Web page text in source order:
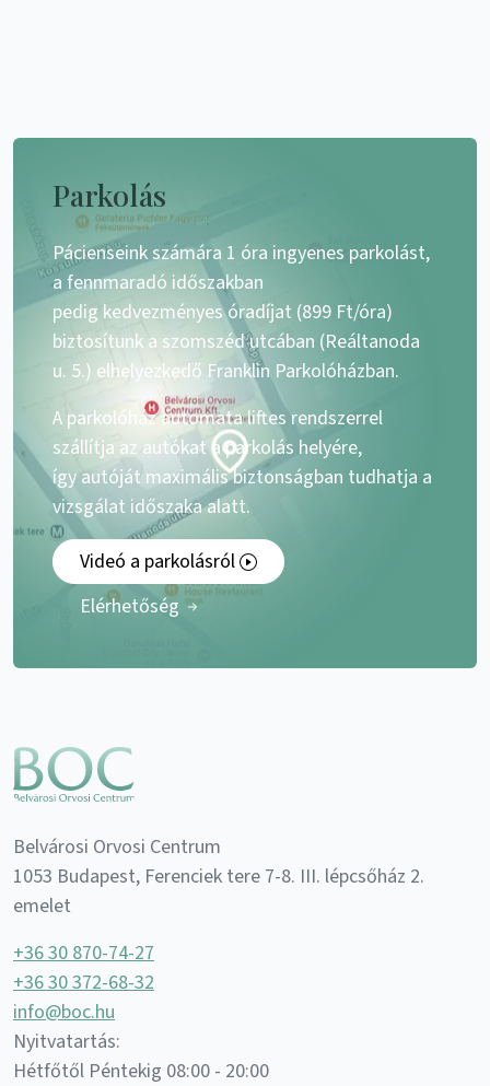
Parkolás
Pácienseink számára 1 óra ingyenes parkolást,
a fennmaradó időszakban
pedig kedvezményes óradíjat (899 Ft/óra)
biztosítunk a szomszéd utcában (Reáltanoda
u. 5.) elhelyezkedő Franklin Parkolóházban.
A parkolóház automata liftes rendszerrel
szállítja az autókat a parkolás helyére,
így autóját maximális biztonságban tudhatja a
vizsgálat időszaka alatt.
Videó a parkolásról
Elérhetőség
Belvárosi Orvosi Centrum
1053 Budapest, Ferenciek tere 7-8. III. lépcsőház 2.
emelet
+36 30 870-74-27
+36 30 372-68-32
info@boc.hu
Nyitvatartás:
Hétfőtől Péntekig 08:00 - 20:00